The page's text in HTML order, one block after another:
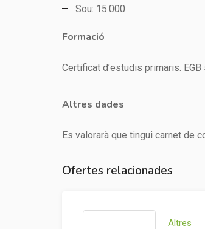
Sou: 15.000
Formació
Certificat d’estudis primaris.
Altres dades
Es valorarà que tingui carnet de
Ofertes relacionades
Altres